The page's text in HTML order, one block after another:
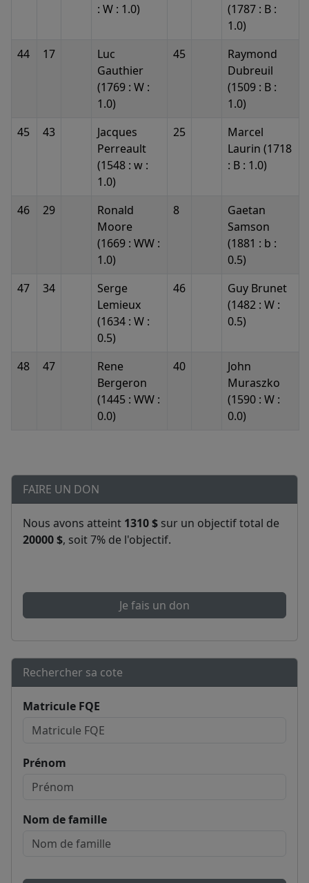
: W : 1.0)
(1787 : B :
1.0)
44
17
Luc
Gauthier
(1769 : W :
1.0)
45
Raymond
Dubreuil
(1509 : B :
1.0)
45
43
Jacques
Perreault
(1548 : w :
1.0)
25
Marcel
Laurin (1718
: B : 1.0)
46 29
Ronald
Moore
(1669 : WW :
1.0)
8
Gaetan
Samson
(1881 : b :
0.5)
47
34
Serge
Lemieux
(1634 : W :
0.5)
46
Guy Brunet
(1482 : W :
0.5)
48 47
Rene
Bergeron
(1445 : WW :
0.0)
40
John
Muraszko
(1590 : W :
0.0)
FAIRE UN DON
Nous avons atteint 1310 $ sur un objectif total de
20000 $, soit 7% de l'objectif.
Je fais un don
Rechercher sa cote
Matricule FQE
Prénom
Nom de famille